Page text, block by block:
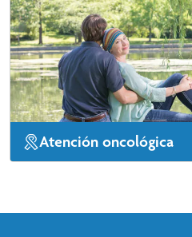
Atención oncológica
para ayudarle a ganar la batalla.